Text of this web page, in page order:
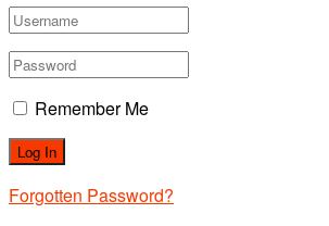
Remember Me
Forgotten Password?